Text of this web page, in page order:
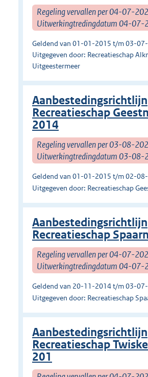
Regeling vervallen per 04-07-
Uitwerkingtredingdatum 04-07-
Geldend van 01-01-2015 t/m 03-
Uitgegeven door: Recreatieschap
Uitgeestermeer
Aanbestedingsrichtlijn
Recreatieschap
2014
Regeling vervallen per 03-08-
Uitwerkingtredingdatum 03-08-
Geldend van 01-01-2015 t/m 02-
Uitgegeven door: Recreatieschap
Aanbestedingsrichtlijn
Recreatieschap
Regeling vervallen per 04-07-
Uitwerkingtredingdatum 04-07-
Geldend van 20-11-2014 t/m 03-
Uitgegeven door: Recreatieschap
Aanbestedingsrichtlijn
Recreatieschap
201